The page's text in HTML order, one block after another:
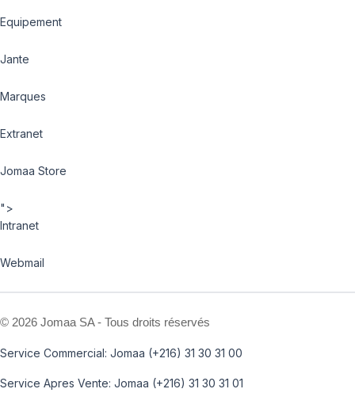
Equipement
Jante
Marques
Extranet
Jomaa Store
">
Intranet
Webmail
© 2026 Jomaa SA - Tous droits réservés
Service Commercial: Jomaa (+216) 31 30 31 00
Service Apres Vente: Jomaa (+216) 31 30 31 01